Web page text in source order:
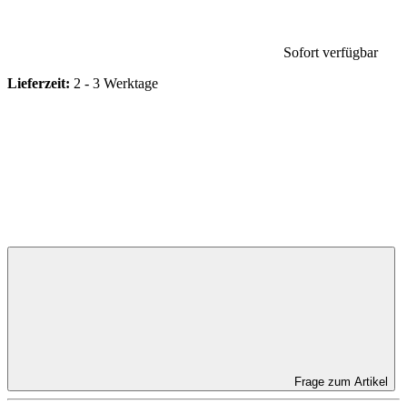
Sofort verfügbar
Lieferzeit: 2 - 3 Werktage
Frage zum Artikel